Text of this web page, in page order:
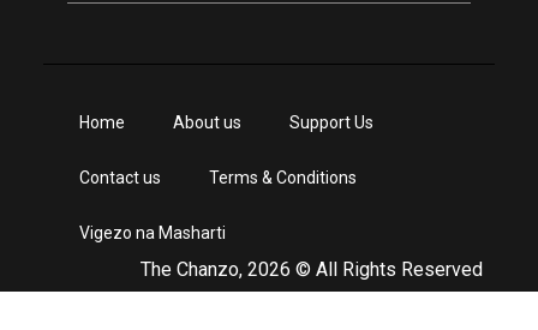
The Chanzo, 2026 © All Rights Reserved
Home About us Support Us
Contact us Terms & Conditions
Vigezo na Masharti